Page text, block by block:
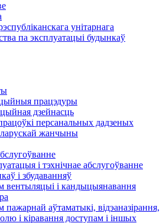
унітарнага
па эксплуатацыі будынкаў
працэдуры
дзейнасць
персанальных дадзеных
жанчыны
і тэхнічнае абслугоўванне
і збудаванняў
вентыляцыі і кандыцыянавання
пажарнай аўтаматыкі, відэаназірання,
і кіравання доступам і іншых